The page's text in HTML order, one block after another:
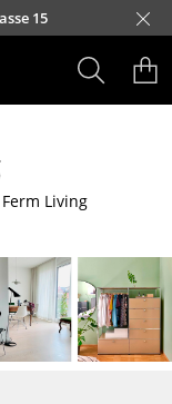
15
Ferm Living